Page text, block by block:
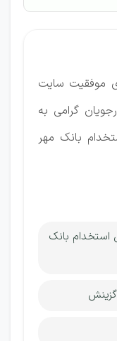
موفقیت سایت
گرامی به
بانک مهر
استخدام بانک